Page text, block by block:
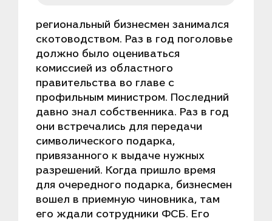
региональный бизнесмен занимался
скотоводством. Раз в год поголовье
должно было оцениваться
комиссией из областного
правительства во главе с
профильным министром. Последний
давно знал собственника. Раз в год
они встречались для передачи
символического подарка,
привязанного к выдаче нужных
разрешений. Когда пришло время
для очередного подарка, бизнесмен
вошел в приемную чиновника, там
его ждали сотрудники ФСБ. Его